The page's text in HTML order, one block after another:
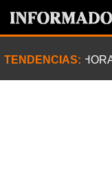
TENDENCIAS: